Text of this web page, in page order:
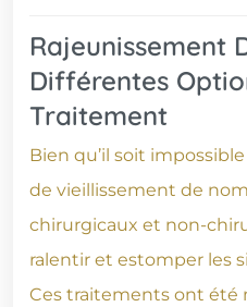
Rajeunissement
Différentes
Traitement
Bien qu’il soit
de vieillissement de
chirurgicaux et non-
ralentir et estomper les
Ces traitements ont été